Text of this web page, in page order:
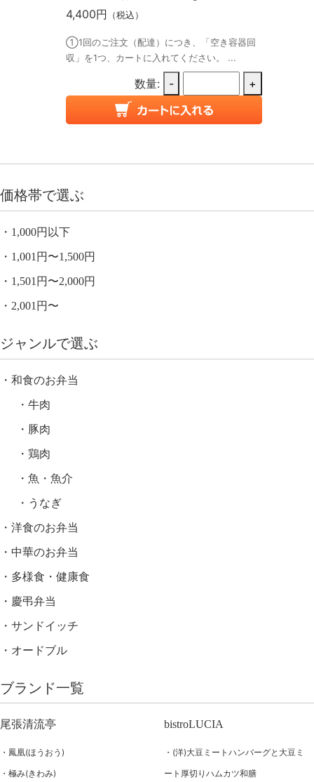
4,400円 （税込）
①1回のご注文（配達）につき、「空き容器回
収」を1つ、カートに入れてください。 ...
数量: - +
価格帯で選ぶ
1,000円以下
1,001円〜1,500円
1,501円〜2,000円
2,001円〜
ジャンルで選ぶ
和食のお弁当
牛肉
豚肉
鶏肉
魚・魚介
うなぎ
洋食のお弁当
中華のお弁当
多様食・健康食
慶弔弁当
サンドイッチ
オードブル
ブランド一覧
尾張清流亭
鳳凰(ほうおう)
極み(きわみ)
bistroLUCIA
(洋)大豆ミートハンバーグと大豆ミ
ート厚切りハムカツ和膳